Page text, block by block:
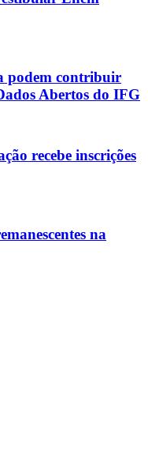
podem contribuir
Abertos do IFG
recebe inscrições
na